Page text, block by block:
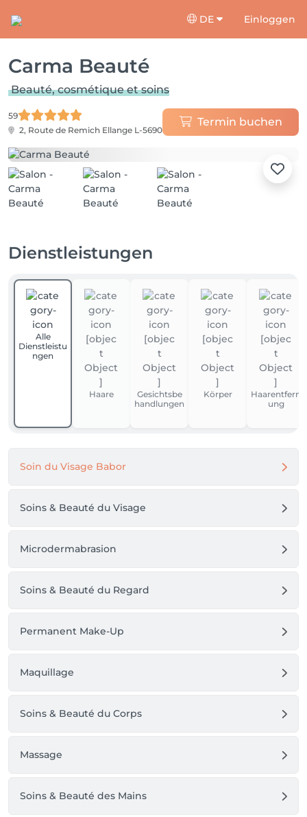
DE Einloggen
Carma Beauté
Beauté, cosmétique et soins
59
2, Route de Remich Ellange L-5690
Termin buchen
Dienstleistungen
Alle
Dienstleistu
ngen
Haare
Gesichtsbe
handlungen
Körper
Haarentfern
ung
Soin du Visage Babor
Soins & Beauté du Visage
Microdermabrasion
Soins & Beauté du Regard
Permanent Make-Up
Maquillage
Soins & Beauté du Corps
Massage
Soins & Beauté des Mains